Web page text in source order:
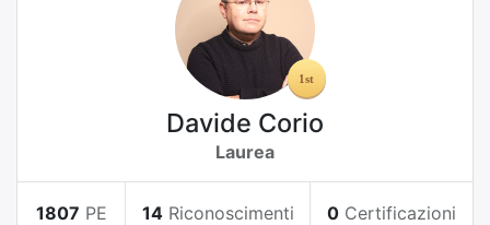
Davide Corio
Laurea
1807 PE 14 Riconoscimenti 0 Certificazioni